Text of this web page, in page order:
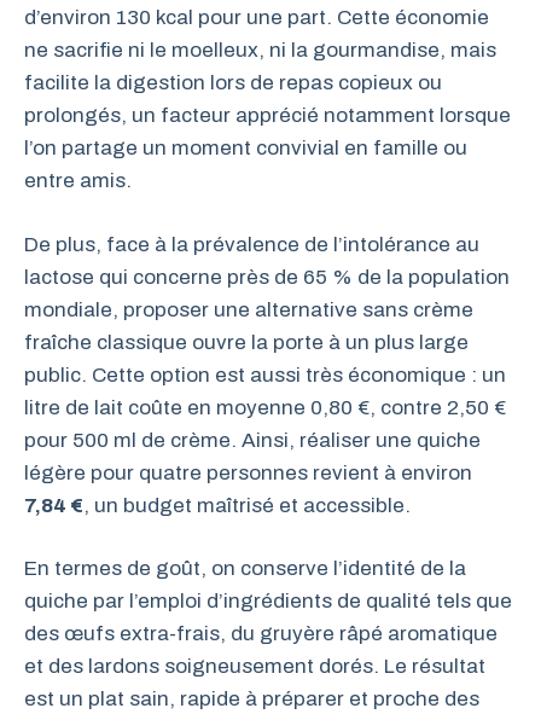
d’environ 130 kcal pour une part. Cette économie
ne sacrifie ni le moelleux, ni la gourmandise, mais
facilite la digestion lors de repas copieux ou
prolongés, un facteur apprécié notamment lorsque
l’on partage un moment convivial en famille ou
entre amis.
De plus, face à la prévalence de l’intolérance au
lactose qui concerne près de 65 % de la population
mondiale, proposer une alternative sans crème
fraîche classique ouvre la porte à un plus large
public. Cette option est aussi très économique : un
litre de lait coûte en moyenne 0,80 €, contre 2,50 €
pour 500 ml de crème. Ainsi, réaliser une quiche
légère pour quatre personnes revient à environ
7,84 €, un budget maîtrisé et accessible.
En termes de goût, on conserve l’identité de la
quiche par l’emploi d’ingrédients de qualité tels que
des œufs extra-frais, du gruyère râpé aromatique
et des lardons soigneusement dorés. Le résultat
est un plat sain, rapide à préparer et proche des